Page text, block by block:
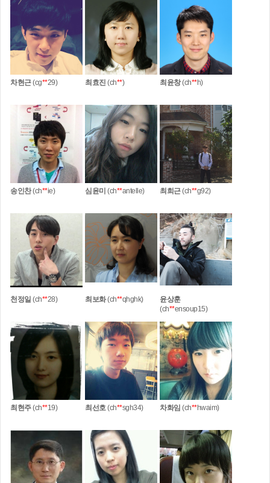
차현근(cg**29) 최효진 (ch**) 최윤창(ch**h)
송인찬(ch**ie) 심윤미 (ch**antelle) 최희근(ch**g92)
천정일 (ch**28) 최보화(ch**qhghk)
윤상훈
(ch**ensoup15)
최현주(ch**19) 최선호(ch**sgh34) 차화임 (ch**hwaim)